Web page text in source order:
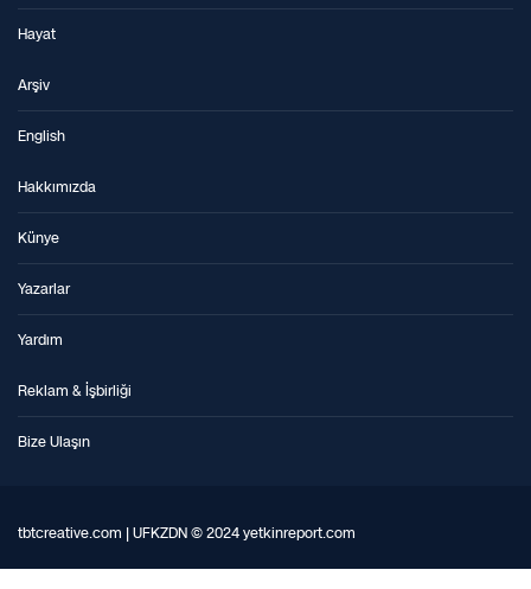
Hayat
Arşiv
English
Hakkımızda
Künye
Yazarlar
Yardım
Reklam & İşbirliği
Bize Ulaşın
tbtcreative.com | UFKZDN © 2024 yetkinreport.com